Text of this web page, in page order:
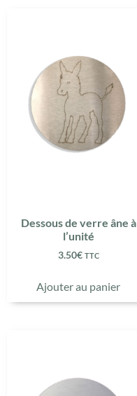
Dessous de verre âne à
l’unité
3.50€ TTC
Ajouter au panier